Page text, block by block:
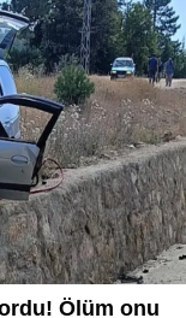
Ölüm onu